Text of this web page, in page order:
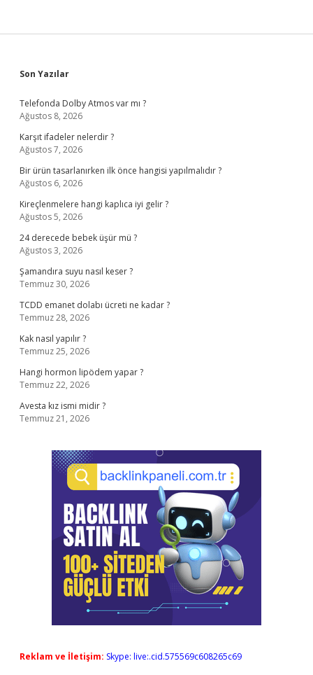
Sidebar
Son Yazılar
Telefonda Dolby Atmos var mı ?
Ağustos 8, 2026
Karşıt ifadeler nelerdir ?
Ağustos 7, 2026
Bir ürün tasarlanırken ilk önce hangisi yapılmalıdır ?
Ağustos 6, 2026
Kireçlenmelere hangi kaplıca iyi gelir ?
Ağustos 5, 2026
24 derecede bebek üşür mü ?
Ağustos 3, 2026
Şamandıra suyu nasıl keser ?
Temmuz 30, 2026
TCDD emanet dolabı ücreti ne kadar ?
Temmuz 28, 2026
Kak nasıl yapılır ?
Temmuz 25, 2026
Hangi hormon lipödem yapar ?
Temmuz 22, 2026
Avesta kız ismi midir ?
Temmuz 21, 2026
Reklam ve İletişim: Skype: live:.cid.575569c608265c69